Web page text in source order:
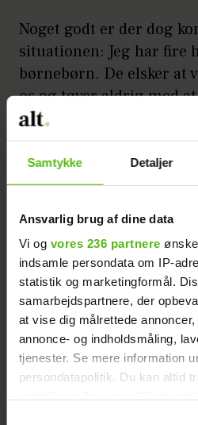
Samtykke Detaljer
Ansvarlig brug af dine data
Vi og vores 236 partnere
indsamle persondata om IP-
statistik og marketingformål.
samarbejdspartnere, der
at vise dig målrettede
annonce- og indholdsmåling,
tjenester. Se mere information
persondatapolitik. Du kan altid
Noget godt er der dog
situationen: Jeg har fire
børnebørn. De elsker at
os og tøver aldrig med
får så mange kram, og
”Mormor, du er den
skammer jeg mig over,
kunne ønske mig at
Når det er sagt, så
mange unge par, der
men samtidig holder fast
gjorde tidligere. Når du
kan livet ikke være som
det kræver en masse af
givet, at andre står på
arbejde som forælder,